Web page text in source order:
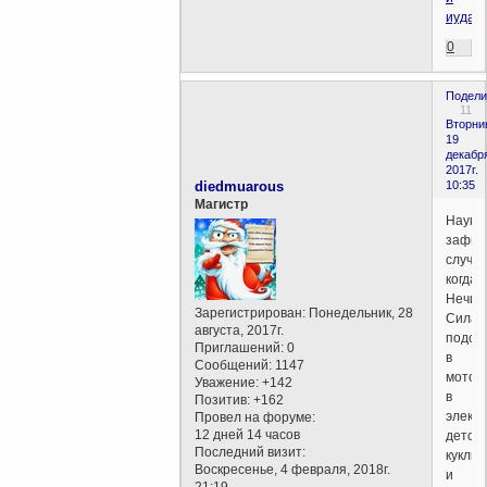
0
11
19
2017г.
10:35
diedmuarous
Магистр
Зарегистрирован: Понедельник, 28
августа, 2017г.
Приглашений: 0
Сообщений: 1147
Уважение: +142
Позитив: +162
Провел на форуме:
12 дней 14 часов
Последний визит:
Воскресенье, 4 февраля, 2018г.
когда
Сила
в
в
куклы,
и